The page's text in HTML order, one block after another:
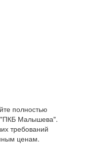
полностью
"ПКБ Малышева".
требований
ценам.